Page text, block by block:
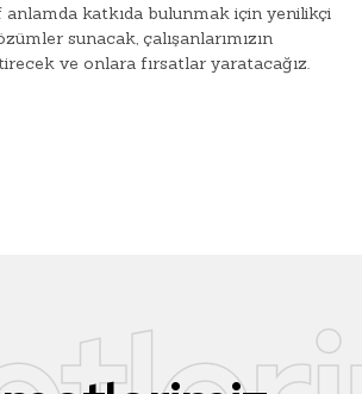
katkıda bulunmak için yenilikçi
sunacak, çalışanlarımızın
ve onlara fırsatlar yaratacağız.